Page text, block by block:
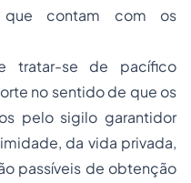
que contam com os
tratar-se de pacífico
no sentido de que os
pelo sigilo garantidor
da vida privada,
passíveis de obtenção